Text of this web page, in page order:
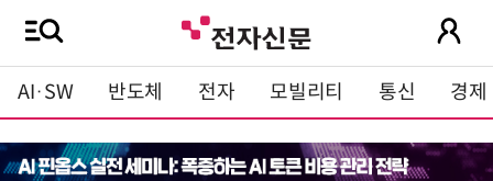
AI·SW 반도체 전자 모빌리티 통신 경제